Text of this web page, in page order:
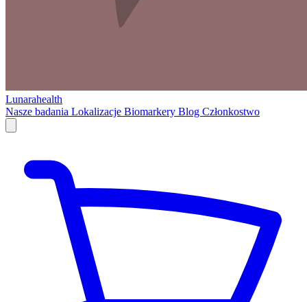
Lunarahealth
Nasze badania Lokalizacje Biomarkery Blog Członkostwo